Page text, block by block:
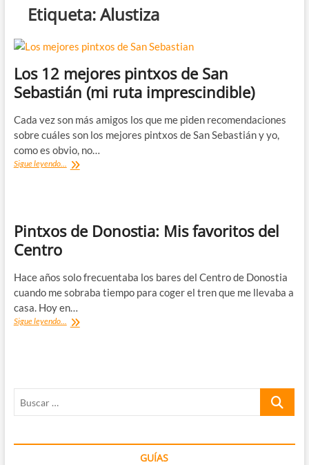
Etiqueta:Alustiza
Los 12 mejores pintxos de San
Sebastián (mi ruta imprescindible)
Cada vez son más amigos los que me piden recomendaciones
sobre cuáles son los mejores pintxos de San Sebastián y yo,
como es obvio, no…
Sigue leyendo... Los
San
Sebastián
imprescindible)
Pintxos de Donostia: Mis favoritos del
Centro
Hace años solo frecuentaba los bares del Centro de Donostia
cuando me sobraba tiempo para coger el tren que me llevaba a
casa. Hoy en…
Sigue leyendo... Pintxos
Buscar
GUÍAS